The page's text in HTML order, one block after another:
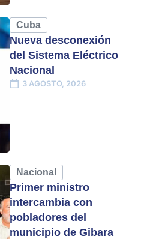
Cuba
Nueva desconexión
del Sistema Eléctrico
Nacional
3 AGOSTO, 2026
Nacional
Primer ministro
intercambia con
pobladores del
municipio de Gibara